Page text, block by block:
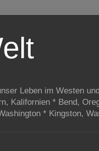
Leben im Westen
Kalifornien * Bend,
* Kingston,